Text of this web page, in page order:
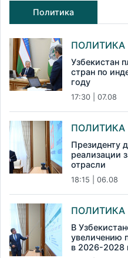
Политика
ПОЛИТИКА
Узбекистан
стран по
году
17:30 | 07.08
ПОЛИТИКА
Президенту
реализации
отрасли
18:15 | 06.08
ПОЛИТИКА
В
увеличению
в 2026-2028